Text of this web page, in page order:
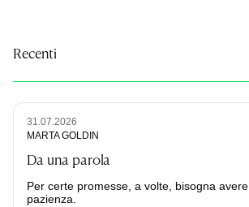
Recenti
31.07.2026
MARTA GOLDIN
Da una parola
Per certe promesse, a volte, bisogna avere
pazienza.